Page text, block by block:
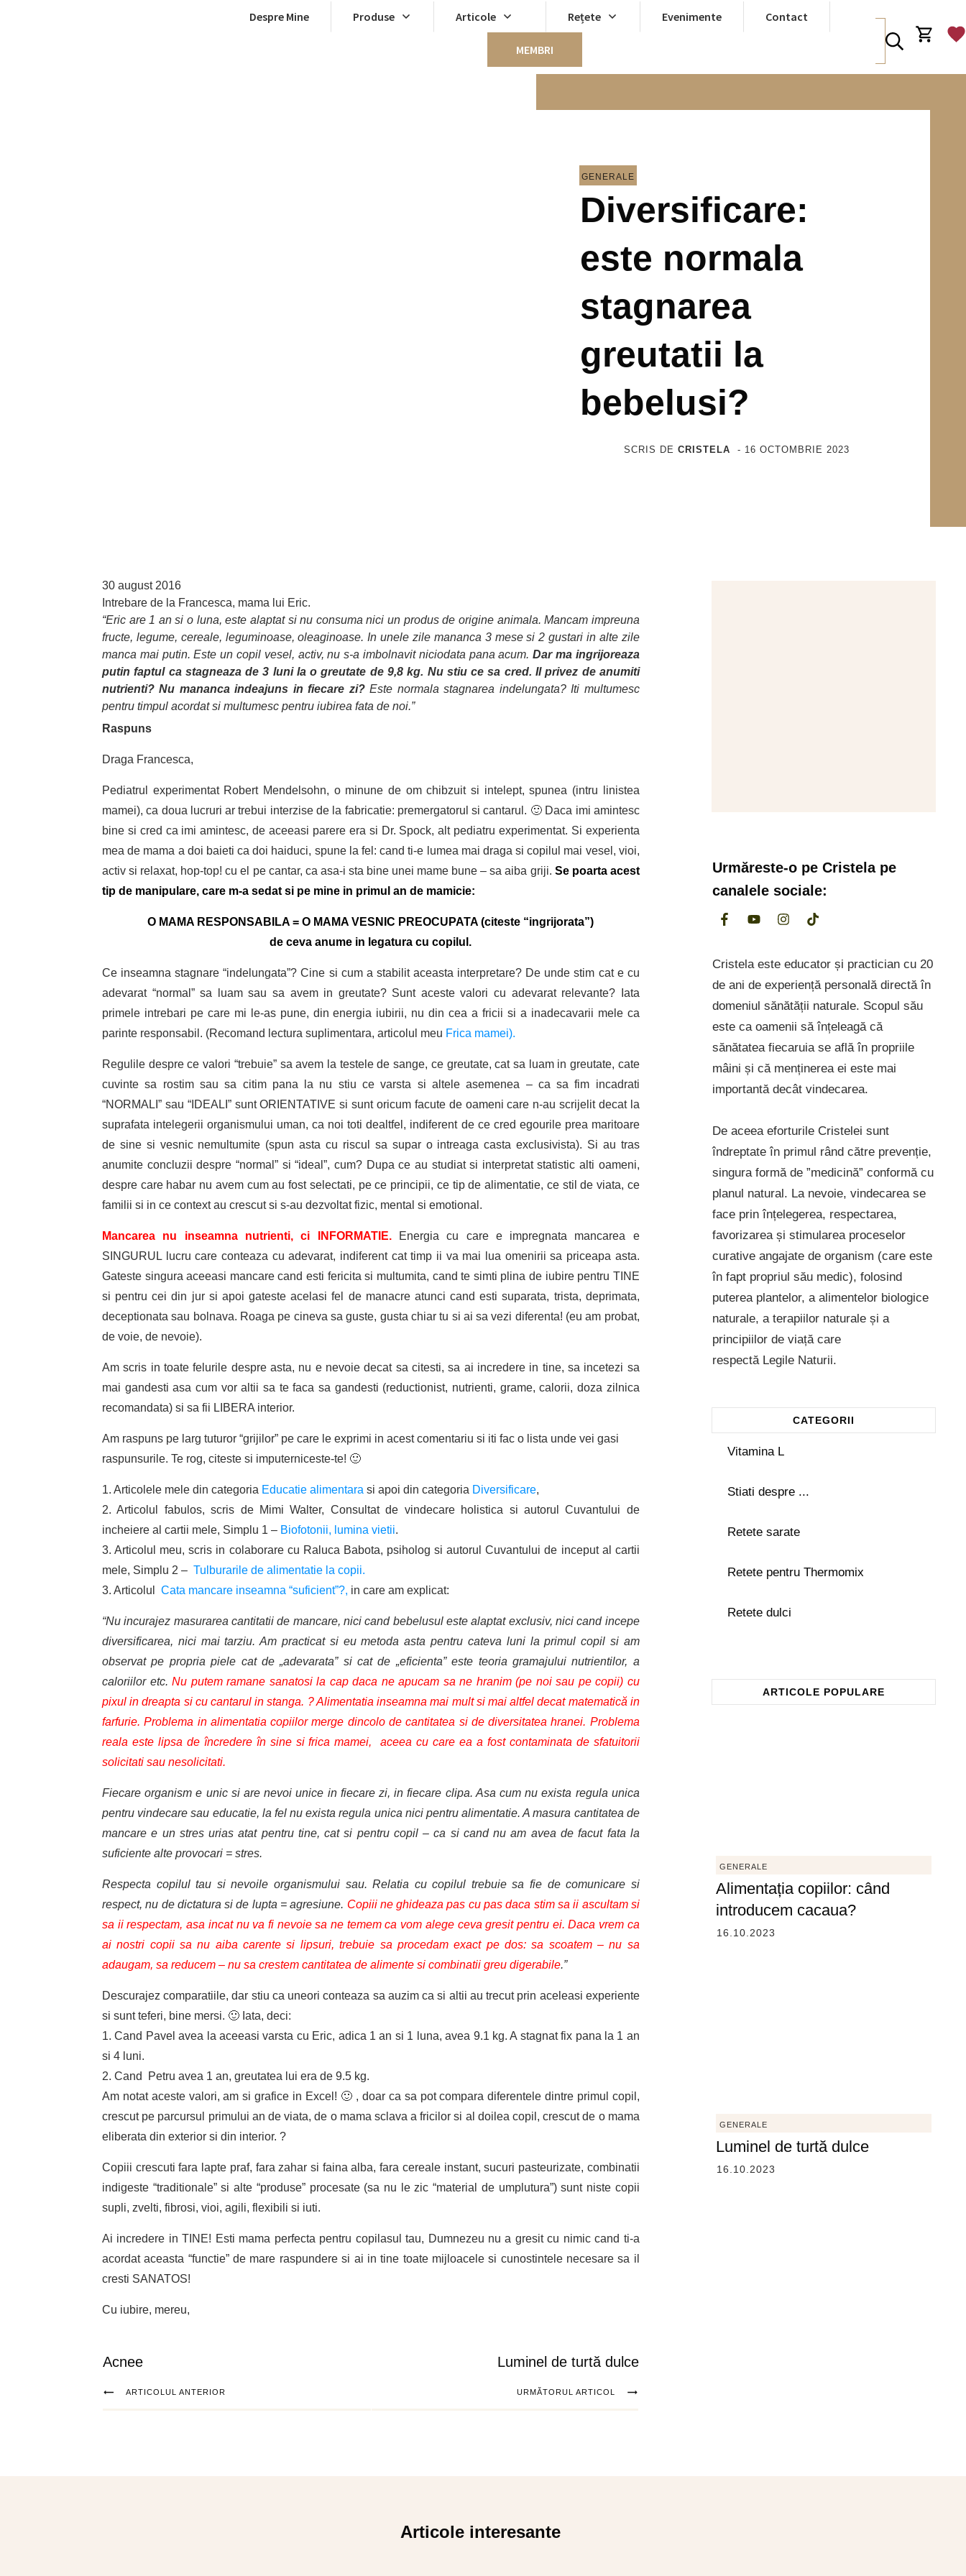
Despre Mine Produse Articole Rețete Evenimente Contact
MEMBRI
GENERALE
Diversificare:
este normala
stagnarea
greutatii la
bebelusi?
SCRIS DE CRISTELA - 16 OCTOMBRIE 2023
30 august 2016
Intrebare de la Francesca, mama lui Eric.
“Eric are 1 an si o luna, este alaptat si nu consuma nici un produs de origine animala. Mancam impreuna
fructe, legume, cereale, leguminoase, oleaginoase. In unele zile mananca 3 mese si 2 gustari in alte zile
manca mai putin. Este un copil vesel, activ, nu s-a imbolnavit niciodata pana acum. Dar ma ingrijoreaza
putin faptul ca stagneaza de 3 luni la o greutate de 9,8 kg. Nu stiu ce sa cred. Il privez de anumiti
nutrienti? Nu mananca indeajuns in fiecare zi?Este normala stagnarea indelungata? Iti multumesc
pentru timpul acordat si multumesc pentru iubirea fata de noi.”
Raspuns
Draga Francesca,
Pediatrul experimentat Robert Mendelsohn, o minune de om chibzuit si intelept, spunea (intru linistea
mamei), ca doua lucruri ar trebui interzise de la fabricatie: premergatorul si cantarul. 🙂 Daca imi amintesc
bine si cred ca imi amintesc, de aceeasi parere era si Dr. Spock, alt pediatru experimentat. Si experienta
mea de mama a doi baieti ca doi haiduci, spune la fel: cand ti-e lumea mai draga si copilul mai vesel, vioi,
activ si relaxat, hop-top! cu el pe cantar, ca asa-i sta bine unei mame bune – sa aiba griji. Se poarta acest
tip de manipulare, care m-a sedat si pe mine in primul an de mamicie:
O MAMA RESPONSABILA = O MAMA VESNIC PREOCUPATA (citeste “ingrijorata”)
de ceva anume in legatura cu copilul.
Ce inseamna stagnare “indelungata”? Cine si cum a stabilit aceasta interpretare? De unde stim cat e cu
adevarat “normal” sa luam sau sa avem in greutate? Sunt aceste valori cu adevarat relevante? Iata
primele intrebari pe care mi le-as pune, din energia iubirii, nu din cea a fricii si a inadecavarii mele ca
parinte responsabil. (Recomand lectura suplimentara, articolul meu Frica mamei).
Regulile despre ce valori “trebuie” sa avem la testele de sange, ce greutate, cat sa luam in greutate, cate
cuvinte sa rostim sau sa citim pana la nu stiu ce varsta si altele asemenea – ca sa fim incadrati
“NORMALI” sau “IDEALI” sunt ORIENTATIVE si sunt oricum facute de oameni care n-au scrijelit decat la
suprafata intelegerii organismului uman, ca noi toti dealtfel, indiferent de ce cred egourile prea maritoare
de sine si vesnic nemultumite (spun asta cu riscul sa supar o intreaga casta exclusivista). Si au tras
anumite concluzii despre “normal” si “ideal”, cum? Dupa ce au studiat si interpretat statistic alti oameni,
despre care habar nu avem cum au fost selectati, pe ce principii, ce tip de alimentatie, ce stil de viata, ce
familii si in ce context au crescut si s-au dezvoltat fizic, mental si emotional.
Mancarea nu inseamna nutrienti, ci INFORMATIE.Energia cu care e impregnata mancarea e
SINGURUL lucru care conteaza cu adevarat, indiferent cat timp ii va mai lua omenirii sa priceapa asta.
Gateste singura aceeasi mancare cand esti fericita si multumita, cand te simti plina de iubire pentru TINE
si pentru cei din jur si apoi gateste acelasi fel de manacre atunci cand esti suparata, trista, deprimata,
deceptionata sau bolnava. Roaga pe cineva sa guste, gusta chiar tu si ai sa vezi diferenta! (eu am probat,
de voie, de nevoie).
Am scris in toate felurile despre asta, nu e nevoie decat sa citesti, sa ai incredere in tine, sa incetezi sa
mai gandesti asa cum vor altii sa te faca sa gandesti (reductionist, nutrienti, grame, calorii, doza zilnica
recomandata) si sa fii LIBERA interior.
Am raspuns pe larg tuturor “grijilor” pe care le exprimi in acest comentariu si iti fac o lista unde vei gasi
raspunsurile. Te rog, citeste si imputerniceste-te! 🙂
1. Articolele mele din categoria Educatie alimentara si apoi din categoria Diversificare,
2. Articolul fabulos, scris de Mimi Walter, Consultat de vindecare holistica si autorul Cuvantului de
incheiere al cartii mele, Simplu 1 – Biofotonii, lumina vietii.
3. Articolul meu, scris in colaborare cu Raluca Babota, psiholog si autorul Cuvantului de inceput al cartii
mele, Simplu 2 – Tulburarile de alimentatie la copii.
3. Articolul Cata mancare inseamna “suficient”?, in care am explicat:
“Nu incurajez masurarea cantitatii de mancare, nici cand bebelusul este alaptat exclusiv, nici cand incepe
diversificarea, nici mai tarziu. Am practicat si eu metoda asta pentru cateva luni la primul copil si am
observat pe propria piele cat de „adevarata” si cat de „eficienta” este teoria gramajului nutrientilor, a
caloriilor etc.Nu putem ramane sanatosi la cap daca ne apucam sa ne hranim (pe noi sau pe copii) cu
pixul in dreapta si cu cantarul in stanga. ? Alimentatia inseamna mai mult si mai altfel decat matematică in
farfurie. Problema in alimentatia copiilor merge dincolo de cantitatea si de diversitatea hranei. Problema
reala este lipsa de încredere în sine si frica mamei, aceea cu care ea a fost contaminata de sfatuitorii
solicitati sau nesolicitati.
Fiecare organism e unic si are nevoi unice in fiecare zi, in fiecare clipa. Asa cum nu exista regula unica
pentru vindecare sau educatie, la fel nu exista regula unica nici pentru alimentatie. A masura cantitatea de
mancare e un stres urias atat pentru tine, cat si pentru copil – ca si cand nu am avea de facut fata la
suficiente alte provocari = stres.
Respecta copilul tau si nevoile organismului sau. Relatia cu copilul trebuie sa fie de comunicare si
respect, nu de dictatura si de lupta = agresiune. Copiii ne ghideaza pas cu pas daca stim sa ii ascultam si
sa ii respectam, asa incat nu va fi nevoie sa ne temem ca vom alege ceva gresit pentru ei. Daca vrem ca
ai nostri copii sa nu aiba carente si lipsuri, trebuie sa procedam exact pe dos: sa scoatem – nu sa
adaugam, sa reducem – nu sa crestem cantitatea de alimente si combinatii greu digerabile.”
Descurajez comparatiile, dar stiu ca uneori conteaza sa auzim ca si altii au trecut prin aceleasi experiente
si sunt teferi, bine mersi. 🙂 Iata, deci:
1. Cand Pavel avea la aceeasi varsta cu Eric, adica 1 an si 1 luna, avea 9.1 kg. A stagnat fix pana la 1 an
si 4 luni.
2. Cand Petru avea 1 an, greutatea lui era de 9.5 kg.
Am notat aceste valori, am si grafice in Excel! 🙂 , doar ca sa pot compara diferentele dintre primul copil,
crescut pe parcursul primului an de viata, de o mama sclava a fricilor si al doilea copil, crescut de o mama
eliberata din exterior si din interior. ?
Copiii crescuti fara lapte praf, fara zahar si faina alba, fara cereale instant, sucuri pasteurizate, combinatii
indigeste “traditionale” si alte “produse” procesate (sa nu le zic “material de umplutura”) sunt niste copii
supli, zvelti, fibrosi, vioi, agili, flexibili si iuti.
Ai incredere in TINE! Esti mama perfecta pentru copilasul tau, Dumnezeu nu a gresit cu nimic cand ti-a
acordat aceasta “functie” de mare raspundere si ai in tine toate mijloacele si cunostintele necesare sa il
cresti SANATOS!
Cu iubire, mereu,
Acnee Luminel de turtă dulce
ARTICOLUL ANTERIOR URMĂTORUL ARTICOL
Urmăreste-o pe Cristelape
canalele sociale:
Cristela este educator și practician cu 20
de ani de experiență personală directă în
domeniul sănătății naturale. Scopul său
este ca oamenii să înțeleagă că
sănătatea fiecaruia se află în propriile
mâini și că menținerea ei este mai
importantă decât vindecarea.
De aceea eforturile Cristelei sunt
îndreptate în primul rând către prevenție,
singura formă de ”medicină” conformă cu
planul natural. La nevoie, vindecarea se
face prin înțelegerea, respectarea,
favorizarea și stimularea proceselor
curative angajate de organism (care este
în fapt propriul său medic), folosind
puterea plantelor, a alimentelor biologice
naturale, a terapiilor naturale și a
principiilor de viață care
respectă Legile Naturii.
CATEGORII
Vitamina L
Stiati despre ...
Retete sarate
Retete pentru Thermomix
Retete dulci
ARTICOLE POPULARE
GENERALE
Alimentația copiilor: când
introducem cacaua?
16.10.2023
GENERALE
Luminel de turtă dulce
16.10.2023
Articole interesante